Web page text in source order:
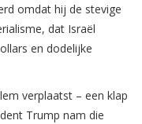
omdat hij de stevige
dat Israël
en dodelijke
verplaatst – een klap
Trump nam die